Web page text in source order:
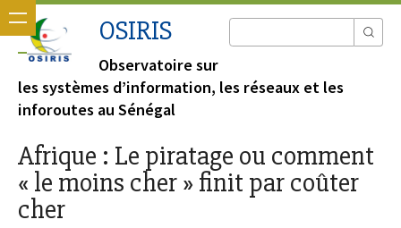
OSIRIS
Observatoire sur
les systèmes d’information, les réseaux et les
inforoutes au Sénégal
Afrique : Le piratage ou comment
« le moins cher » finit par coûter
cher